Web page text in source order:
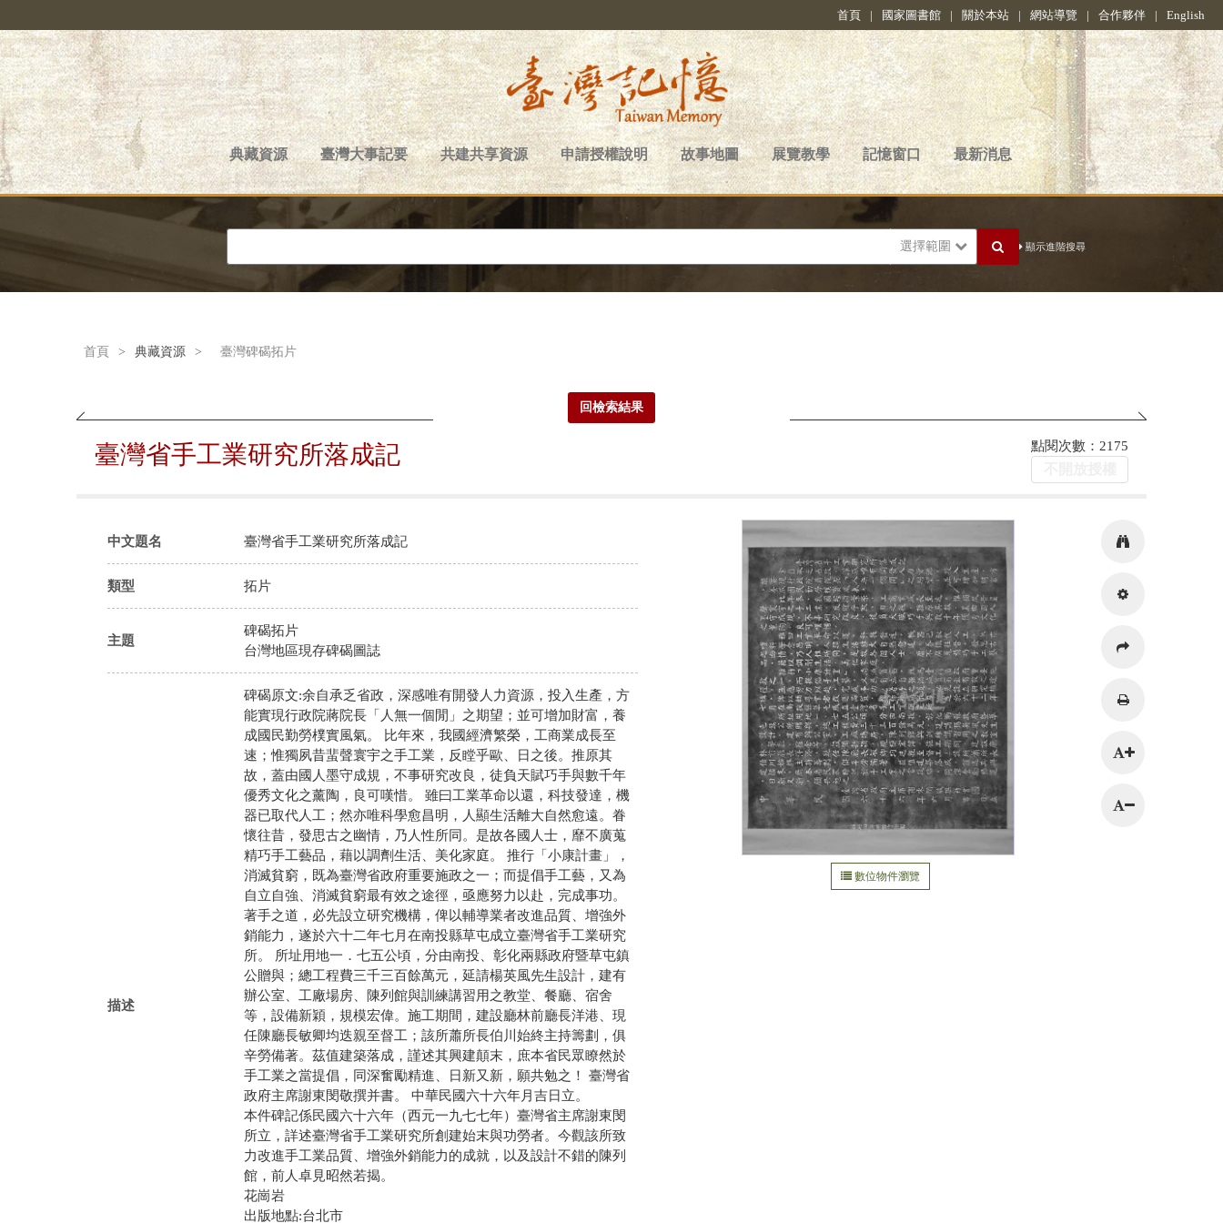
首頁 | 國家圖書館 | 關於本站 | 網站導覽 | 合作夥伴 | English
典藏資源 臺灣大事記要 共建共享資源 申請授權說明 故事地圖 展覽教學 記憶窗口 最新消息
選擇範圍 顯示進階搜尋
首頁 > 典藏資源 > 臺灣碑碣拓片
回檢索結果
臺灣省手工業研究所落成記 點閱次數：2175
數位物件瀏覽
中文題名 臺灣省手工業研究所落成記
類型 拓片
主題
碑碣拓片
台灣地區現存碑碣圖誌
描述
碑碣原文:余自承乏省政，深感唯有開發人力資源，投入生產，方
能實現行政院蔣院長「人無一個閒」之期望；並可增加財富，養
成國民勤勞樸實風氣。 比年來，我國經濟繁榮，工商業成長至
速；惟獨夙昔蜚聲寰宇之手工業，反瞠乎歐、日之後。推原其
故，蓋由國人墨守成規，不事研究改良，徒負天賦巧手與數千年
優秀文化之薰陶，良可嘆惜。 雖曰工業革命以還，科技發達，機
器已取代人工；然亦唯科學愈昌明，人顯生活離大自然愈遠。眷
懷往昔，發思古之幽情，乃人性所同。是故各國人士，靡不廣蒐
精巧手工藝品，藉以調劑生活、美化家庭。 推行「小康計畫」，
消滅貧窮，既為臺灣省政府重要施政之一；而提倡手工藝，又為
自立自強、消滅貧窮最有效之途徑，亟應努力以赴，完成事功。
著手之道，必先設立研究機構，俾以輔導業者改進品質、增強外
銷能力，遂於六十二年七月在南投縣草屯成立臺灣省手工業研究
所。 所址用地一．七五公頃，分由南投、彰化兩縣政府暨草屯鎮
公贈與；總工程費三千三百餘萬元，延請楊英風先生設計，建有
辦公室、工廠場房、陳列館與訓練講習用之教堂、餐廳、宿舍
等，設備新穎，規模宏偉。施工期間，建設廳林前廳長洋港、現
任陳廳長敏卿均迭親至督工；該所蕭所長伯川始終主持籌劃，俱
辛勞備著。茲值建築落成，謹述其興建顛末，庶本省民眾瞭然於
手工業之當提倡，同深奮勵精進、日新又新，願共勉之！ 臺灣省
政府主席謝東閔敬撰并書。 中華民國六十六年月吉日立。
本件碑記係民國六十六年（西元一九七七年）臺灣省主席謝東閔
所立，詳述臺灣省手工業研究所創建始末與功勞者。今觀該所致
力改進手工業品質、增強外銷能力的成就，以及設計不錯的陳列
館，前人卓見昭然若揭。
花崗岩
出版地點:台北市